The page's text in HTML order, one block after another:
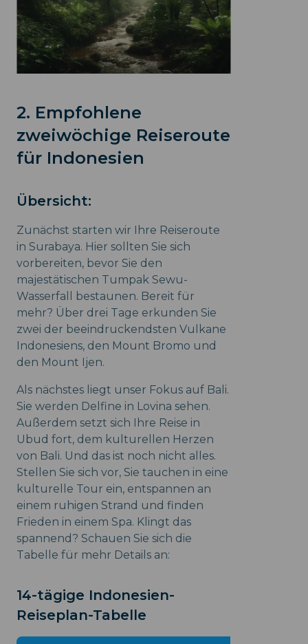
2. Empfohlene
zweiwöchige Reiseroute
für Indonesien
Übersicht:
Zunächst starten wir Ihre Reiseroute
in Surabaya. Hier sollten Sie sich
vorbereiten, bevor Sie den
majestätischen Tumpak Sewu-
Wasserfall bestaunen. Bereit für
mehr? Über drei Tage erkunden Sie
zwei der beeindruckendsten Vulkane
Indonesiens, den Mount Bromo und
den Mount Ijen.
Als nächstes liegt unser Fokus auf Bali.
Sie werden Delfine in Lovina sehen.
Außerdem setzt sich Ihre Reise in
Ubud fort, dem kulturellen Herzen
von Bali. Und das ist noch nicht alles.
Stellen Sie sich vor, Sie tauchen in eine
kulturelle Tour ein, entspannen an
einem ruhigen Strand und finden
Frieden in einem Spa. Klingt das
spannend? Schauen Sie sich die
Tabelle für mehr Details an:
14-tägige Indonesien-
Reiseplan-Tabelle